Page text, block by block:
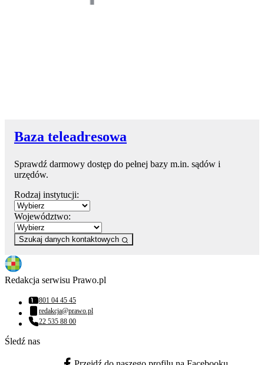
Baza teleadresowa
Sprawdź darmowy dostęp do pełnej bazy m.in. sądów i
urzędów.
Rodzaj instytucji:
Województwo:
Szukaj danych kontaktowych
Redakcja serwisu Prawo.pl
Numer telefonu:
801 04 45 45
Adres email:
redakcja@prawo.pl
Numer telefonu:
22 535 88 00
Śledź nas